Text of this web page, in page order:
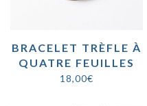
BRACELET TRÈFLE À
QUATRE FEUILLES
18,00€